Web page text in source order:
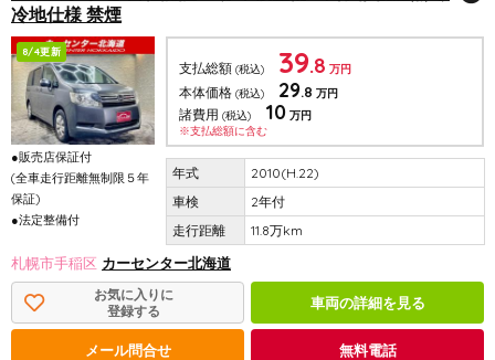
冷地仕様 禁煙
8/4更新
●販売店保証付
(全車走行距離無制限５年
保証)
●法定整備付
支払総額 (税込) 39.8 万円
本体価格 (税込) 29.8 万円
諸費用 (税込) 10 万円
※支払総額に含む
2010(H.22)
2年付
11.8万km
札幌市手稲区 カーセンター北海道
お気に入りに
登録する
車両の詳細を見る
メール問合せ 無料電話